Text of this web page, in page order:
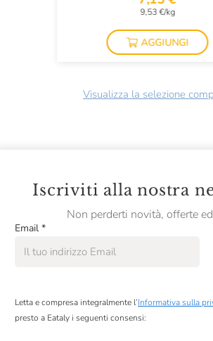
9,53 €/kg
AGGIUNGI
Visualizza la selezione
Iscriviti alla nostra
Non perderti novità, offerte
Email *
Letta e compresa integralmente l’Informativa sulla
presto a Eataly i seguenti consensi: